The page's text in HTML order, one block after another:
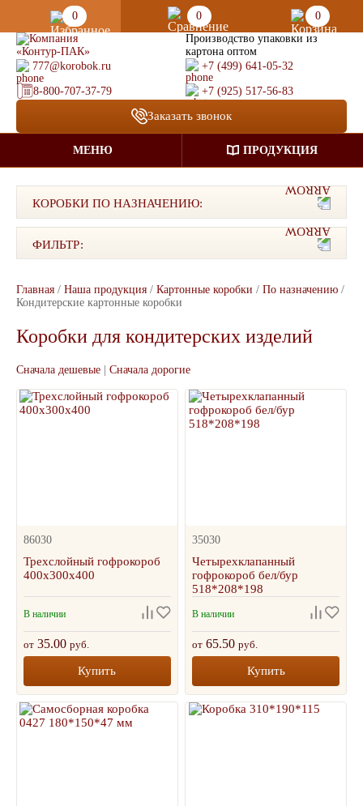
0 0
0
Производство упаковки из
картона оптом
777@korobok.ru
+7 (499) 641-05-32
8-800-707-37-79 +7 (925) 517-56-83
Заказать звонок
МЕНЮ ПРОДУКЦИЯ
КОРОБКИ ПО НАЗНАЧЕНИЮ:
ФИЛЬТР:
Главная / Наша продукция / Картонные коробки / По назначению /
Кондитерские картонные коробки
Коробки для кондитерских изделий
Сначала дешевые Сначала дорогие
86030
Трехслойный гофрокороб
400х300х400
В наличии
от 35.00 руб.
Купить
35030
Четырехклапанный
гофрокороб бел/бур
518*208*198
В наличии
от 65.50руб.
Купить